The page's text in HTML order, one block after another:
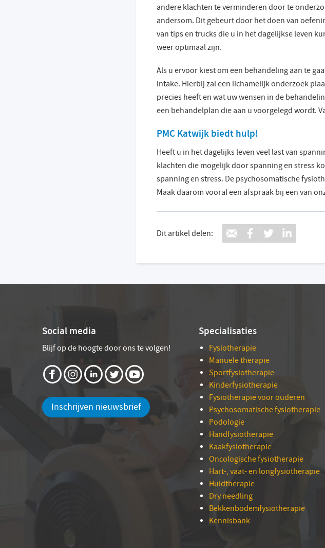
andere klachten te verminderen door te
andersom. Dit gebeurt door het doen van
van tips en trucks die u in het dagelijkse leven
weer optimaal zijn.
Als u ervoor kiest om een behandeling aan te
intake. Hierbij zal een lichamelijk onderzoek
precies heeft en wat uw wensen in de
een behandelplan die aan u voorgelegd wordt.
PMC Katwijk biedt hulp!
Heeft u in het dagelijks leven veel last van
klachten die mogelijk door spanning en stress
spanning en stress. De psychosomatische
Maak daarom vooral een afspraak bij een van
Dit artikel delen:
Social media
Blijf op de hoogte door ons te volgen!
Inschrijven nieuwsbrief
Specialisaties
Fysiotherapie
Manuele therapie
Sportfysiotherapie
Kinderfysiotherapie
Fysiotherapie voor ouderen
Psychosomatische fysiotherapie
Podologie
Handfysiotherapie
Kaakfysiotherapie
Oncologische fysiotherapie
Hart-, vaat- en longfysiotherapie
Huidtherapie
Dry needling
Bekkenbodemfysiotherapie
Kennisbank